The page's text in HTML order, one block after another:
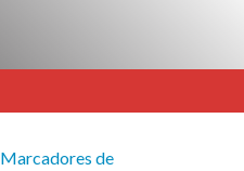
Marcadores de